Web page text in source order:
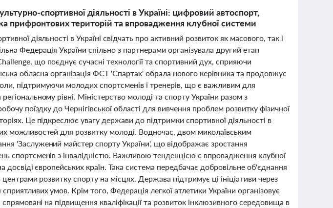
спортивної діяльності в Україні: цифровий автоспорт,
прифронтових територій та впровадження клубної системи
діяльності в Україні свідчать про активний розвиток як масового, так і
Федерація України спільно з партнерами організувала другий етап
що поєднує сучасні технології та спортивний дух, сприяючи
обласна організація ФСТ 'Спартак' обрала нового керівника та продовжує
підтримуючи молодих спортсменів і тренерів, що є важливим для
рівні. Міністерство молоді та спорту України разом з
поїздку до Чернігівської області для вивчення проблем розвитку фізичної
Це підкреслює увагу держави до підтримки спортивної діяльності в
можливостей для розвитку молоді. Водночас, двом миколаївським
'Заслужений майстер спорту України', що відображає зростання
спортсменів з інвалідністю. Важливою тенденцією є впровадження клубної
досвіді європейських країн. Така система передбачає добровільне об'єднання
центрами розвитку спорту на місцях. Держава підтримує ці ініціативи через
умов. Крім того, Федерація легкої атлетики України організовує
спрямовані на підвищення кваліфікації та розвиток інклюзивного середовища в